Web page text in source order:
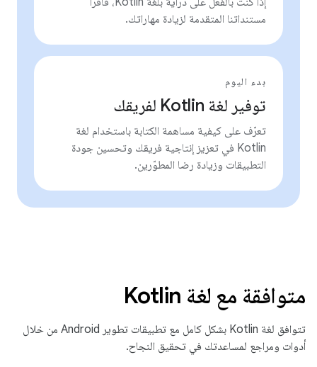
مستنداتنا المتقدمة لزيادة مهاراتك.
بدء اليوم
توفير لغة Kotlin لفريقك
تعرّف على كيفية مساهمة الكتابة باستخدام لغة
Kotlin في تعزيز إنتاجية فريقك وتحسين جودة
التطبيقات وزيادة رضا المطوّرين.
متوافقة مع لغة Kotlin
تتوافق لغة Kotlin بشكل كامل مع تطبيقات تطوير Android من خلال
أدوات ومراجع لمساعدتك في تحقيق النجاح.